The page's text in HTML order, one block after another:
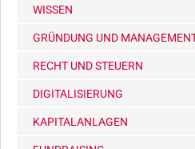
WISSEN
GRÜNDUNG UND
RECHT UND STEUERN
DIGITALISIERUNG
KAPITALANLAGEN